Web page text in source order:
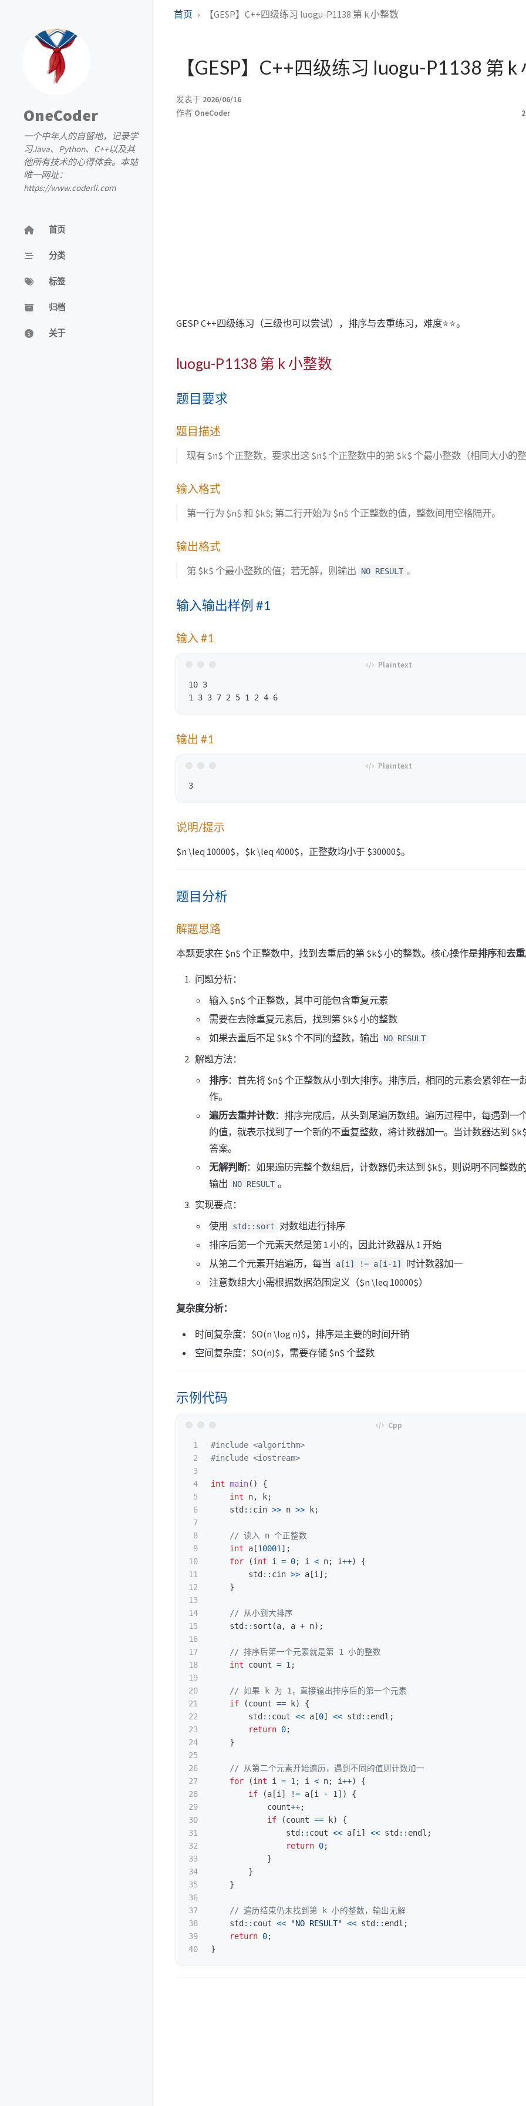
OneCoder
一个中年人的自留地，记录学
习Java、Python、C++以及其
他所有技术的心得体会。本站
唯一网址：
https://www.coderli.com
首页
分类
标签
归档
关于
首页 【GESP】C++四级练习 luogu-P1138 第 k 小整数
【GESP】C++四级练习 luogu-P1138 第 k
发表于 2026/06/16
作者 OneCoder
GESP C++四级练习（三级也可以尝试），排序与去重练习，难度⭐⭐。
luogu-P1138 第 k 小整数
题目要求
题目描述
现有 $n$ 个正整数，要求出这 $n$ 个正整数中的第 $k$ 个最小整数（相同大小的
输入格式
第一行为 $n$ 和 $k$; 第二行开始为 $n$ 个正整数的值，整数间用空格隔开。
输出格式
第 $k$ 个最小整数的值；若无解，则输出 NO RESULT 。
输入输出样例 #1
输入 #1
10 3
输出 #1
说明/提示
$n \leq 10000$，$k \leq 4000$，正整数均小于 $30000$。
题目分析
解题思路
本题要求在 $n$ 个正整数中，找到去重后的第 $k$ 小的整数。核心操作是排序和去重
问题分析：
输入 $n$ 个正整数，其中可能包含重复元素
需要在去除重复元素后，找到第 $k$ 小的整数
如果去重后不足 $k$ 个不同的整数，输出
NO RESULT
解题方法：
排序：首先将 $n$ 个正整数从小到大排序。排序后，相同的元素会紧邻在一
作。
遍历去重并计数：排序完成后，从头到尾遍历数组。遍历过程中，每遇到一
的值，就表示找到了一个新的不重复整数，将计数器加一。当计数器达到
答案。
无解判断：如果遍历完整个数组后，计数器仍未达到 $k$，则说明不同整数
输出
NO RESULT 。
实现要点：
使用
std::sort
对数组进行排序
排序后第一个元素天然是第 1 小的，因此计数器从 1 开始
从第二个元素开始遍历，每当
a[i] != a[i-1]
时计数器加一
注意数组大小需根据数据范围定义（$n \leq 10000$）
复杂度分析：
时间复杂度：$O(n \log n)$，排序是主要的时间开销
空间复杂度：$O(n)$，需要存储 $n$ 个整数
示例代码
1
2
3
4
5
6
7
8
9
10
11
12
13
14
15
16
17
18
19
20
21
22
23
24
25
26
27
28
29
30
31
32
33
34
35
36
37
38
39
#include <algorithm>
#include <iostream>
int main()
{
int
n, k;
std :: cin >> n >> k;
// 读入 n 个正整数
int
a [10001 ];
for
(int i = 0; i < n; i++)
{
std :: cin >> a [i ];
}
// 从小到大排序
std :: sort (a, a + n);
// 排序后第一个元素就是第 1 小的整数
int
count = 1 ;
// 如果 k 为 1，直接输出排序后的第一个元素
if
(count == k)
{
std :: cout << a [0] << std :: endl ;
return 0;
}
// 从第二个元素开始遍历，遇到不同的值则计数加一
for
(int i = 1 ; i < n; i++)
{
if
(a [i ] != a [i - 1 ])
{
count++;
if
(count == k)
{
std :: cout << a [i ] << std :: endl ;
return 0;
}
}
}
// 遍历结束仍未找到第 k 小的整数，输出无解
std :: cout << "NO RESULT" << std :: endl ;
return 0;
}